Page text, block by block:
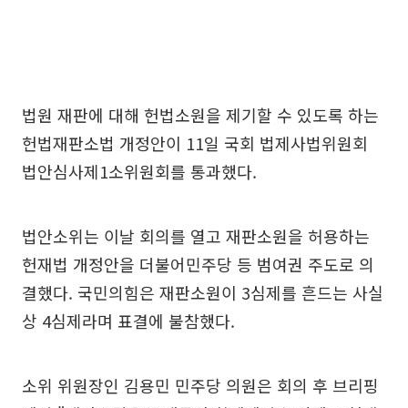
법원 재판에 대해 헌법소원을 제기할 수 있도록 하는
헌법재판소법 개정안이 11일 국회 법제사법위원회
법안심사제1소위원회를 통과했다.
법안소위는 이날 회의를 열고 재판소원을 허용하는
헌재법 개정안을 더불어민주당 등 범여권 주도로 의
결했다. 국민의힘은 재판소원이 3심제를 흔드는 사실
상 4심제라며 표결에 불참했다.
소위 위원장인 김용민 민주당 의원은 회의 후 브리핑